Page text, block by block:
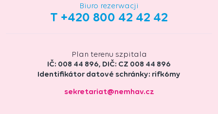
Biuro rezerwacji
T +420 800 42 42 42
Plan terenu szpitala
IČ: 008 44 896, DIČ: CZ 008 44 896
Identifikátor datové schránky: rifk6my
sekretariat@nemhav.cz